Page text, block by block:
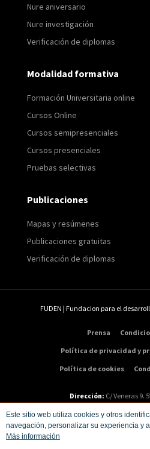
Este sitio web utiliza cookies y otros
navegación, personalizar su experiencia y
Más información
Nure aniversario
Nure investigación
Verificación de diplomas
Modalidad formativa
Formación Universitaria online
Cursos Online
Cursos semipresenciales
Cursos presenciales
Pruebas selectivas
Publicaciones
Mapas y resúmenes
Publicaciones gratuitas
Verificación de diplomas
FUDEN | Fundacion para el
Prensa
Política de privacidad y
Política de cookies
Dirección: C/ Veneras 9.
Teléfono:91 547 48 81|